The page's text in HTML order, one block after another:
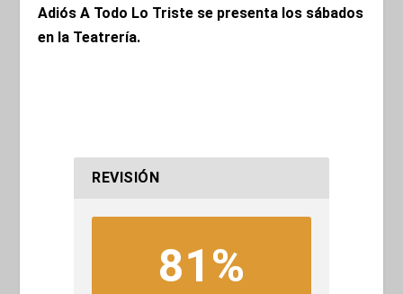
Adiós A Todo Lo Triste se presenta los sábados
en la Teatrería.
REVISIÓN
81%